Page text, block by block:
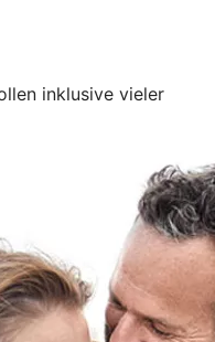
inklusive vieler